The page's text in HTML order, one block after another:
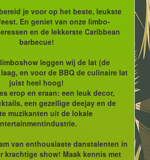
je voor op het beste, leukste
En geniet van onze limbo-
en de lekkerste Caribbean
barbecue!
leggen wij de lat (de
en voor de BBQ de culinaire lat
juist heel hoog!
erop en eraan: een leuk decor,
een gezellige deejay en de
muzikanten uit de lokale
van enthousiaste danstalenten in
krachtige show! Maak kennis met